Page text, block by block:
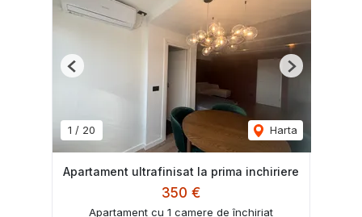
1 / 20 Harta
Previous Next
Apartament ultrafinisat la prima inchiriere
350 €
Apartament cu 1 camere de închiriat